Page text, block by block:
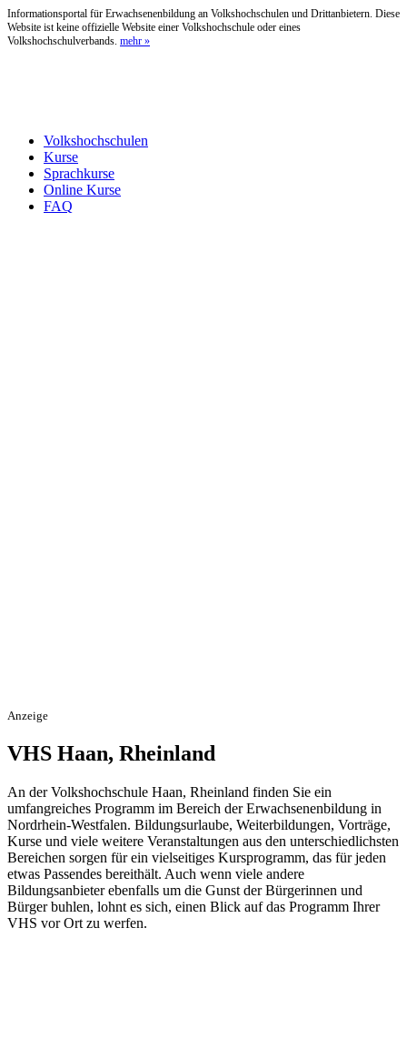
Informationsportal für Erwachsenenbildung an Volkshochschulen und Drittanbietern. Diese
Website ist keine offizielle Website einer Volkshochschule oder eines
Volkshochschulverbands. mehr »
Volkshochschulen
Kurse
Sprachkurse
Online Kurse
FAQ
Anzeige
VHS Haan, Rheinland
An der Volkshochschule Haan, Rheinland finden Sie ein
umfangreiches Programm im Bereich der Erwachsenenbildung in
Nordrhein-Westfalen. Bildungsurlaube, Weiterbildungen, Vorträge,
Kurse und viele weitere Veranstaltungen aus den unterschiedlichsten
Bereichen sorgen für ein vielseitiges Kursprogramm, das für jeden
etwas Passendes bereithält. Auch wenn viele andere
Bildungsanbieter ebenfalls um die Gunst der Bürgerinnen und
Bürger buhlen, lohnt es sich, einen Blick auf das Programm Ihrer
VHS vor Ort zu werfen.